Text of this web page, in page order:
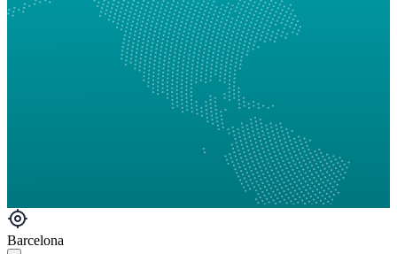
Barcelona